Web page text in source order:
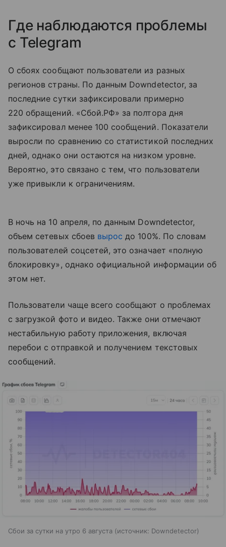
Где наблюдаются проблемы
с Telegram
О сбоях сообщают пользователи из разных
регионов страны. По данным Downdetector, за
последние сутки зафиксировали примерно
220 обращений. «Сбой.РФ» за полтора дня
зафиксировал менее 100 сообщений. Показатели
выросли по сравнению со статистикой последних
дней, однако они остаются на низком уровне.
Вероятно, это связано с тем, что пользователи
уже привыкли к ограничениям.
В ночь на 10 апреля, по данным Downdetector,
объем сетевых сбоев вырос до 100%. По словам
пользователей соцсетей, это означает «полную
блокировку», однако официальной информации об
этом нет.
Пользователи чаще всего сообщают о проблемах
с загрузкой фото и видео. Также они отмечают
нестабильную работу приложения, включая
перебои с отправкой и получением текстовых
сообщений.
Сбои за сутки на утро 6 августа источник: Downdetector